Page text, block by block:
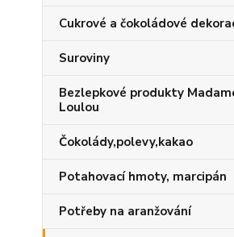
Cukrové a čokoládové
Suroviny
Bezlepkové produkty
Loulou
Čokolády,polevy,kakao
Potahovací hmoty, marcipán
Potřeby na aranžování